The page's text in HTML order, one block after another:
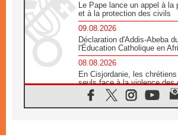
Le Pape lance un appel à la
et à la protection des civils
09.08.2026
Déclaration d'Addis-Abeba
l'Éducation Catholique en
08.08.2026
En Cisjordanie, les
seuls face à la violence des
08.08.2026
Léon XIV au sanctuaire de